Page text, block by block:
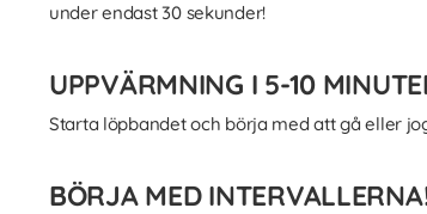
under endast 30 sekunder!
UPPVÄRMNING I 5-10
Starta löpbandet och börja med att gå eller
BÖRJA MED